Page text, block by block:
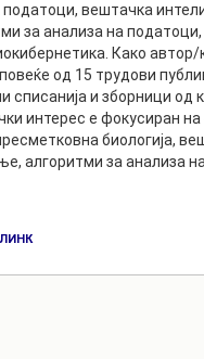
вештачка
за анализа на
Како
од 15 трудови
списанија и зборници од
интерес е фокусиран на
биологија,
алгоритми за анализа
ЛИНК